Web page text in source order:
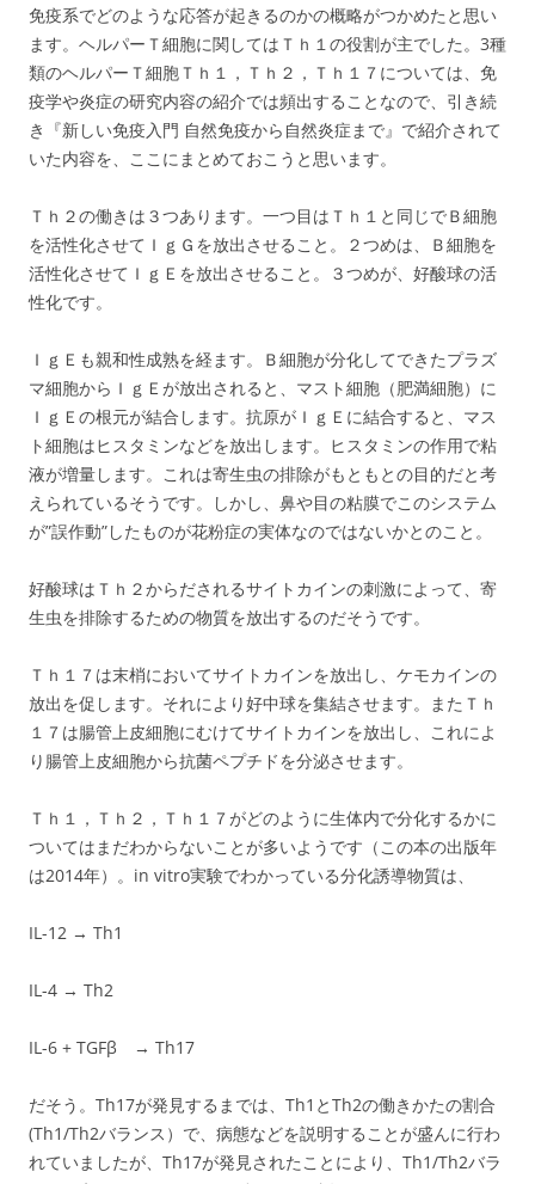
免疫系でどのような応答が起きるのかの概略がつかめたと思い
ます。ヘルパーＴ細胞に関してはＴｈ１の役割が主でした。3種
類のヘルパーＴ細胞Ｔｈ１，Ｔｈ２，Ｔｈ１７については、免
疫学や炎症の研究内容の紹介では頻出することなので、引き続
き『新しい免疫入門 自然免疫から自然炎症まで』で紹介されて
いた内容を、ここにまとめておこうと思います。
Ｔｈ２の働きは３つあります。一つ目はＴｈ１と同じでＢ細胞
を活性化させてＩｇＧを放出させること。２つめは、Ｂ細胞を
活性化させてＩｇＥを放出させること。３つめが、好酸球の活
性化です。
ＩｇＥも親和性成熟を経ます。Ｂ細胞が分化してできたプラズ
マ細胞からＩｇＥが放出されると、マスト細胞（肥満細胞）に
ＩｇＥの根元が結合します。抗原がＩｇＥに結合すると、マス
ト細胞はヒスタミンなどを放出します。ヒスタミンの作用で粘
液が増量します。これは寄生虫の排除がもともとの目的だと考
えられているそうです。しかし、鼻や目の粘膜でこのシステム
が”誤作動”したものが花粉症の実体なのではないかとのこと。
好酸球はＴｈ２からだされるサイトカインの刺激によって、寄
生虫を排除するための物質を放出するのだそうです。
Ｔｈ１７は末梢においてサイトカインを放出し、ケモカインの
放出を促します。それにより好中球を集結させます。またＴｈ
１７は腸管上皮細胞にむけてサイトカインを放出し、これによ
り腸管上皮細胞から抗菌ペプチドを分泌させます。
Ｔｈ１，Ｔｈ２，Ｔｈ１７がどのように生体内で分化するかに
ついてはまだわからないことが多いようです（この本の出版年
は2014年）。in vitro実験でわかっている分化誘導物質は、
IL-12 → Th1
IL-4 → Th2
IL-6 + TGFβ → Th17
だそう。Th17が発見するまでは、Th1とTh2の働きかたの割合
(Th1/Th2バランス）で、病態などを説明することが盛んに行わ
れていましたが、Th17が発見されたことにより、Th1/Th2バラ